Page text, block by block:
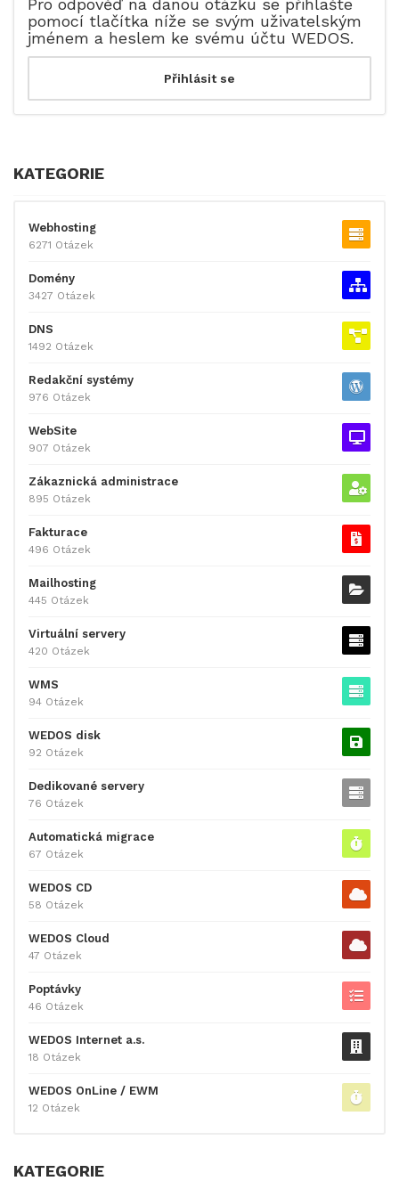
Pro odpověď na danou otázku se přihlašte
pomocí tlačítka níže se svým uživatelským
jménem a heslem ke svému účtu WEDOS.
KATEGORIE
Webhosting
6271 Otázek
Domény
3427 Otázek
DNS
1492 Otázek
Redakční systémy
976 Otázek
WebSite
907 Otázek
Zákaznická administrace
895 Otázek
Fakturace
496 Otázek
Mailhosting
445 Otázek
Virtuální servery
420 Otázek
WMS
94 Otázek
WEDOS disk
92 Otázek
Dedikované servery
76 Otázek
Automatická migrace
67 Otázek
WEDOS CD
58 Otázek
WEDOS Cloud
47 Otázek
Poptávky
46 Otázek
WEDOS Internet a.s.
18 Otázek
WEDOS OnLine / EWM
12 Otázek
KATEGORIE